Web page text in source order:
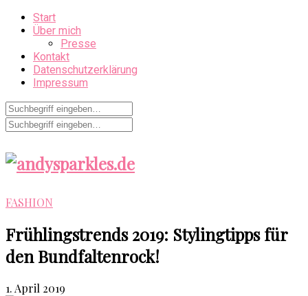
Start
Über mich
Presse
Kontakt
Datenschutzerklärung
Impressum
FASHION
Frühlingstrends 2019: Stylingtipps für
den Bundfaltenrock!
1. April 2019